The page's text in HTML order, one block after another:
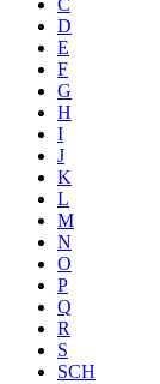
D
E
F
G
H
I
J
K
L
M
N
O
P
Q
R
S
SCH